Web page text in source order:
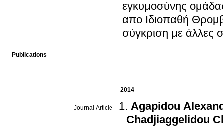
εγκυμοσύνης
απο Ιδιοπαθή
σύγκριση με άλλες
Publications
2014
Journal Article
Agapidou
Chadjiaggelidou